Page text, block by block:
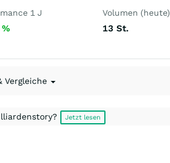
1 J
%
Volumen (heute)
13 St.
Vergleiche
Jetzt lesen